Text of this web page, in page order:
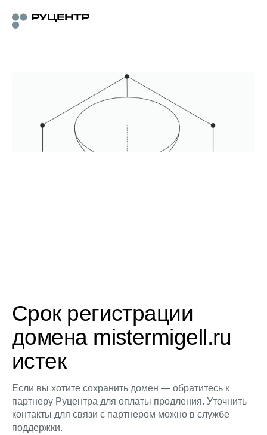
Срок регистрации
домена mistermigell.ru
истек
Если вы хотите сохранить домен — обратитесь к
партнеру Руцентра для оплаты продления. Уточнить
контакты для связи с партнером можно в службе
поддержки.